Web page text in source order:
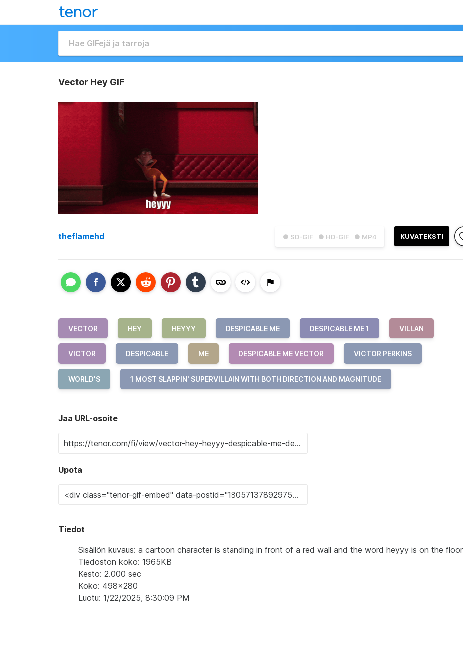
Vector Hey GIF
● SD-GIF ● HD-GIF ● MP4 KUVATEKSTI
theflamehd
VECTOR HEY HEYYY DESPICABLE ME DESPICABLE ME 1 VILLAN
VICTOR DESPICABLE ME DESPICABLE ME VECTOR VICTOR PERKINS
WORLD'S 1 MOST SLAPPIN' SUPERVILLAIN WITH BOTH DIRECTION AND MAGNITUDE
Jaa URL-osoite
Upota
Tiedot
Sisällön kuvaus: a cartoon character is standing in front of a red wall and the word heyyy is on the floor
Tiedoston koko: 1965KB
Kesto: 2.000 sec
Koko: 498x280
Luotu: 1/22/2025, 8:30:09 PM